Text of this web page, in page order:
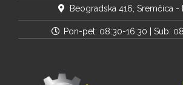
Beogradska 416, Sremčica -
Pon-pet: 08:30-16:30 | Sub: